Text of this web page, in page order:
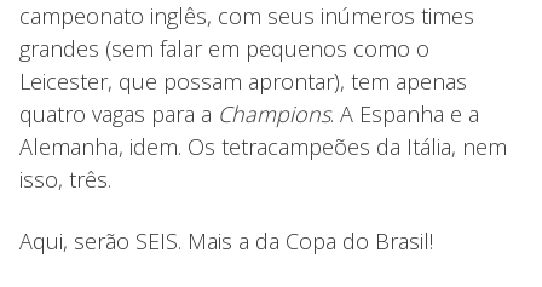
campeonato inglês, com seus inúmeros times
grandes (sem falar em pequenos como o
Leicester, que possam aprontar), tem apenas
quatro vagas para a Champions. A Espanha e a
Alemanha, idem. Os tetracampeões da Itália, nem
isso, três.
Aqui, serão SEIS. Mais a da Copa do Brasil!